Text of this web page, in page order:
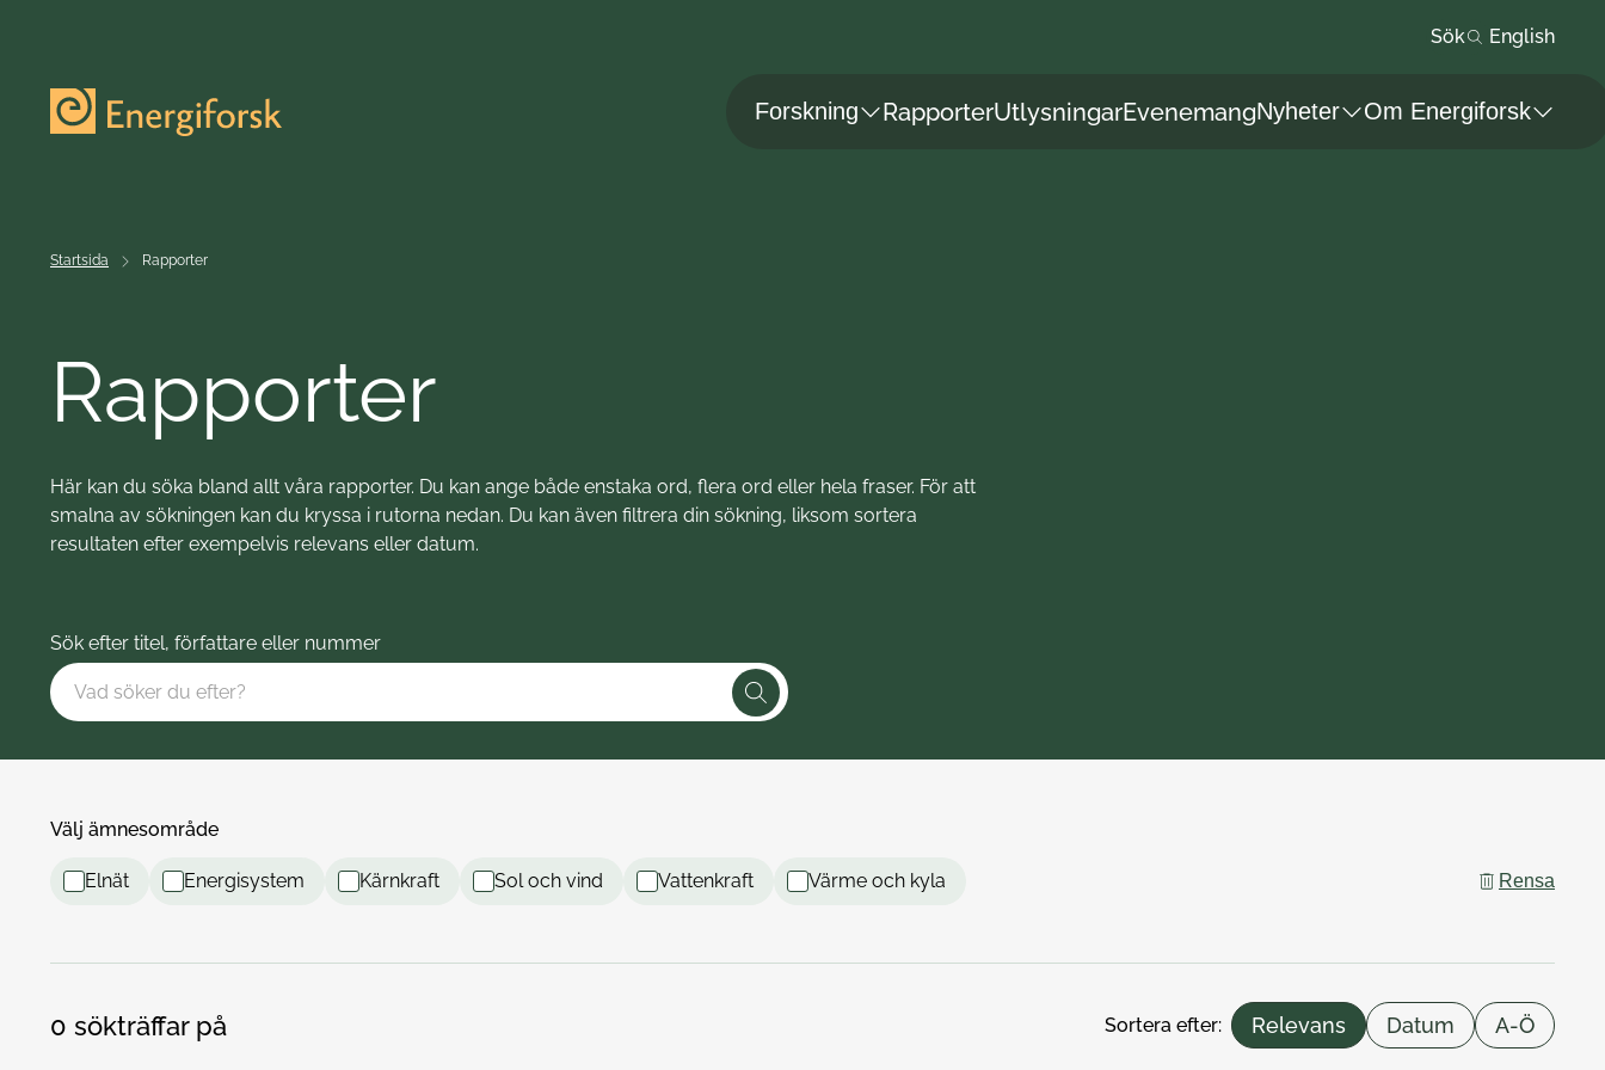
Sök English
Forskning RapporterUtlysningarEvenemangNyheter Om Energiforsk
Startsida Rapporter
Rapporter
Här kan du söka bland allt våra rapporter. Du kan ange både enstaka ord, flera ord eller hela fraser. För att
smalna av sökningen kan du kryssa i rutorna nedan. Du kan även filtrera din sökning, liksom sortera
resultaten efter exempelvis relevans eller datum.
Sök efter titel, författare eller nummer
Sök
Välj ämnesområde
Elnät Energisystem Kärnkraft Sol och vind Vattenkraft Värme och kyla Rensa
0 sökträffar på Sortera efter: Relevans Datum A-Ö